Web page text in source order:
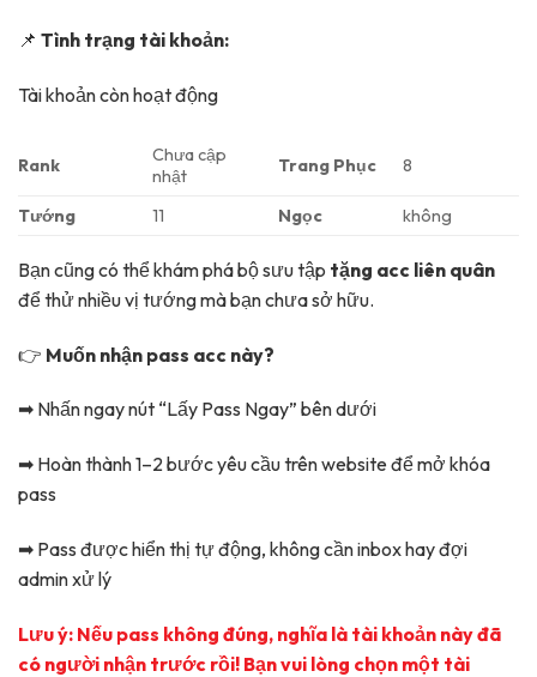
📌 Tình trạng tài khoản:
Tài khoản còn hoạt động
Rank
Chưa cập
nhật
Trang Phục 8
Tướng 11 Ngọc không
Bạn cũng có thể khám phá bộ sưu tập tặng acc liên quân
để thử nhiều vị tướng mà bạn chưa sở hữu.
👉 Muốn nhận pass acc này?
➡ Nhấn ngay nút “Lấy Pass Ngay” bên dưới
➡ Hoàn thành 1–2 bước yêu cầu trên website để mở khóa
pass
➡ Pass được hiển thị tự động, không cần inbox hay đợi
admin xử lý
Lưu ý: Nếu pass không đúng, nghĩa là tài khoản này đã
có người nhận trước rồi! Bạn vui lòng chọn một tài